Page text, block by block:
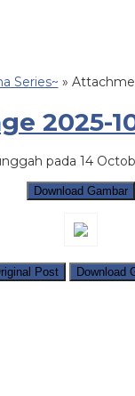
Series~ »
2025-
pada 14
Download Gambar
Post Download